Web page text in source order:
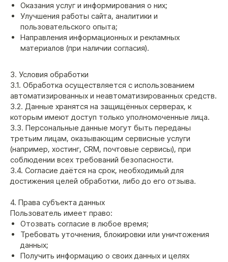
Оказания услуг и информирования о них;
Улучшения работы сайта, аналитики и
пользовательского опыта;
Направления информационных и рекламных
материалов (при наличии согласия).
3. Условия обработки
3.1. Обработка осуществляется с использованием
автоматизированных и неавтоматизированных средств.
3.2. Данные хранятся на защищённых серверах, к
которым имеют доступ только уполномоченные лица.
3.3. Персональные данные могут быть переданы
третьим лицам, оказывающим сервисные услуги
(например, хостинг, CRM, почтовые сервисы), при
соблюдении всех требований безопасности.
3.4. Согласие даётся на срок, необходимый для
достижения целей обработки, либо до его отзыва.
4. Права субъекта данных
Пользователь имеет право:
Отозвать согласие в любое время;
Требовать уточнения, блокировки или уничтожения
данных;
Получить информацию о своих данных и целях
КАТАЛОГ
Шахты
Колбы
Чаши
Аксессуары
Уголь
ПОКУПАТЕЛЯМ
Доставка и оплата
Возврат и обмен
СВЯЖИТЕСЬ С НАМИ